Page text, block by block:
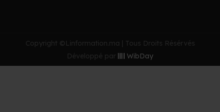
Copyright ©Linformation.ma | Tous Droits Résérvés
Développé par
WibDay